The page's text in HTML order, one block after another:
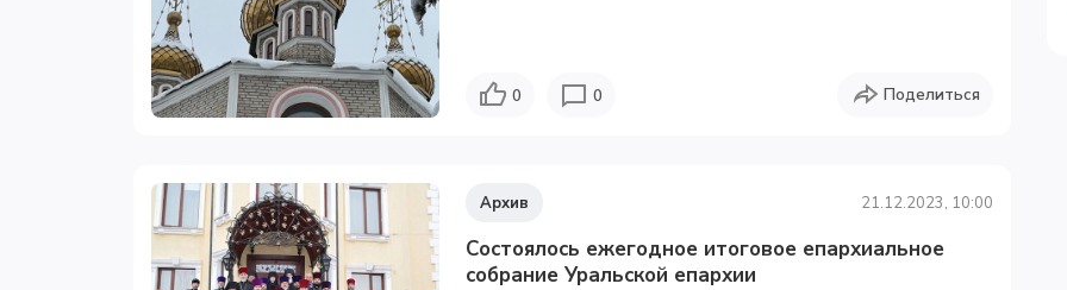
0 0 Поделиться
Архив 21.12.2023, 10:00
Состоялось ежегодное итоговое епархиальное
собрание Уральской епархии